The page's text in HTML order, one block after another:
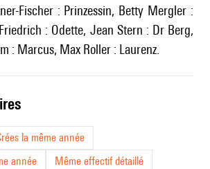
Fischer : Prinzessin, Betty Mergler :
: Odette, Jean Stern : Dr Berg,
: Marcus, Max Roller : Laurenz.
la même année
année
Même effectif détaillé